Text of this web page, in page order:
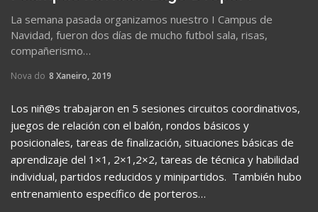
La semana pasada organizamos nuestro I Campus de
Navidad, fueron dos días de mucho futbol sala, risas,
compañerismo…
Nova do 8 Xaneiro, 2019
Los niñ@s trabajaron en 5 sesiones circuitos coordinativos,
juegos de relación con el balón, rondos básicos y
posicionales, tareas de finalización, situaciones básicas de
aprendizaje del 1×1, 2×1,2×2, tareas de técnica y habilidad
individual, partidos reducidos y minipartidos. También hubo
entrenamiento específico de porteros…